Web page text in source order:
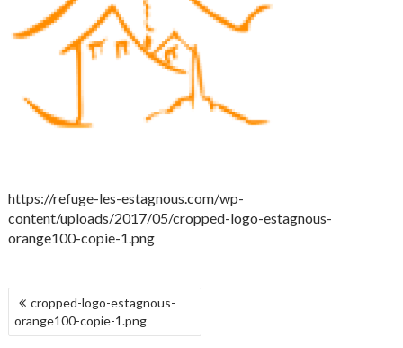
https://refuge-les-estagnous.com/wp-
content/uploads/2017/05/cropped-logo-estagnous-
orange100-copie-1.png
NAVIGATION
DE
L’ARTICLE
cropped-logo-estagnous-
orange100-copie-1.png